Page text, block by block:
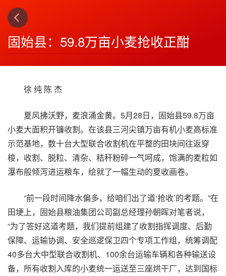
固始县：59.8万亩小麦抢收正酣
徐 纯 陈 杰
夏风拂沃野，麦浪涌金黄。5月28日，固始县59.8万亩
小麦大面积开镰收割。在该县三河尖镇万亩有机小麦高标准
示范基地，数十台大型联合收割机在平整的田块间往返穿
梭，收割、脱粒、清杂、秸秆粉碎一气呵成，饱满的麦粒如
瀑布般倾泻进运粮车，绘就了一幅生动的夏收画卷。
“前一段时间降水偏多，给咱们出了道‘抢收’的考题。”在
田埂上，固始县粮油集团公司副总经理孙朝晖对笔者说，
“为了答好这道考题，我们提前组建了收割指挥调度、后勤
保障、运输协调、安全巡逻保卫四个专项工作组，统筹调配
40多台大中型联合收割机、100余台运输车辆和各种输送设
备，所有收割入库的小麦统一运送至三座烘干厂，达到国标